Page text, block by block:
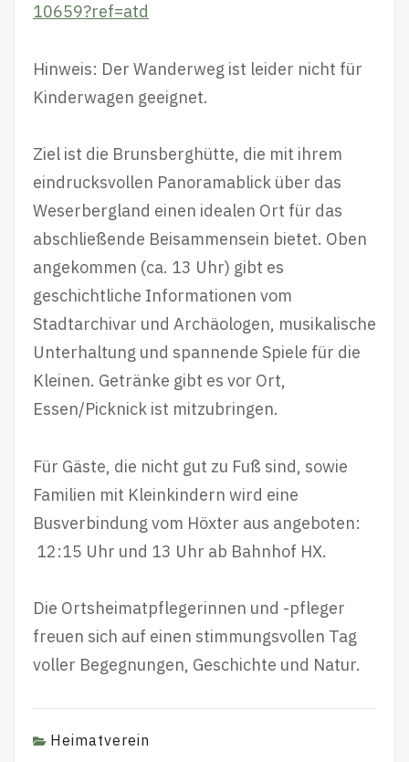
10659?ref=atd
Hinweis: Der Wanderweg ist leider nicht für
Kinderwagen geeignet.
Ziel ist die Brunsberghütte, die mit ihrem
eindrucksvollen Panoramablick über das
Weserbergland einen idealen Ort für das
abschließende Beisammensein bietet. Oben
angekommen (ca. 13 Uhr) gibt es
geschichtliche Informationen vom
Stadtarchivar und Archäologen, musikalische
Unterhaltung und spannende Spiele für die
Kleinen. Getränke gibt es vor Ort,
Essen/Picknick ist mitzubringen.
Für Gäste, die nicht gut zu Fuß sind, sowie
Familien mit Kleinkindern wird eine
Busverbindung vom Höxter aus angeboten:
12:15 Uhr und 13 Uhr ab Bahnhof HX.
Die Ortsheimatpflegerinnen und -pfleger
freuen sich auf einen stimmungsvollen Tag
voller Begegnungen, Geschichte und Natur.
Heimatverein